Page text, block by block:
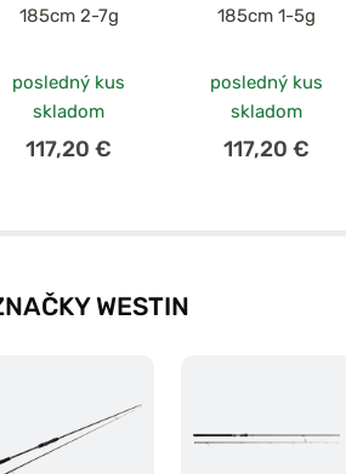
185cm 2-7g
posledný kus
skladom
117,20 €
185cm 1-5g
posledný kus
skladom
117,20 €
WESTIN